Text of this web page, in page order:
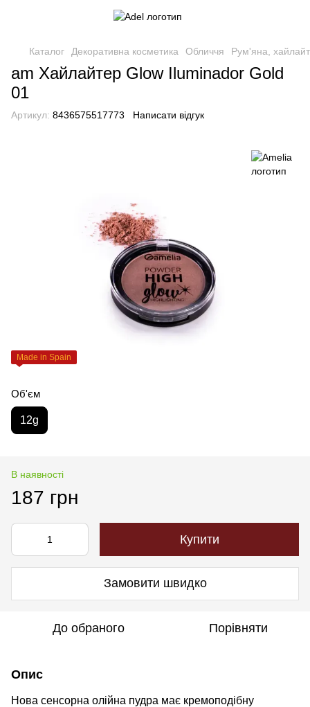
Каталог Декоративна косметика Обличчя Рум'яна,
am Хайлайтер Glow Iluminador Gold
01
Артикул: 8436575517773 Написати відгук
Made in Spain
Об'єм
12g
В наявності
187 грн
Купити
Замовити швидко
До обраного Порівняти
Опис
Нова сенсорна олійна пудра має кремоподібну